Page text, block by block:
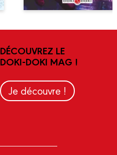
DÉCOUVREZ LE
DOKI-DOKI MAG !
Je découvre !